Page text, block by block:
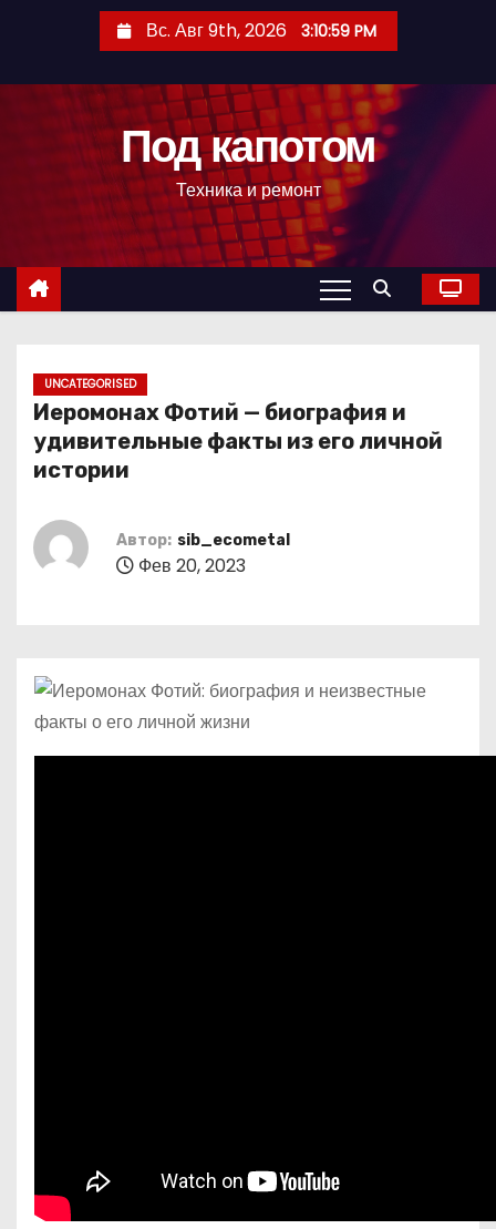
с
Вс. Авг 9th, 2026 3:11:00 PM
Под капотом
Техника и ремонт
UNCATEGORISED
Иеромонах Фотий — биография и
удивительные факты из его личной
истории
Автор: sib_ecometal
Фев 20, 2023